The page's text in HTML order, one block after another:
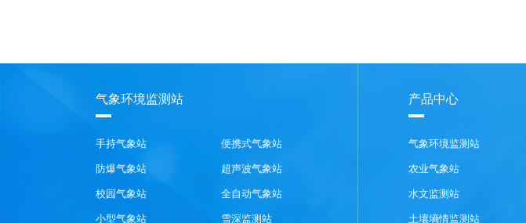
气象环境监测站
手持气象站 便携式气象站
防爆气象站 超声波气象站
校园气象站 全自动气象站
小型气象站 雪深监测站
产品中心
气象环境监测站
农业气象站
水文监测站
土壤墒情监测站